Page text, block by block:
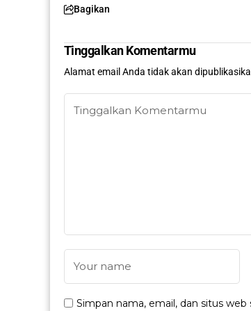
Bagikan
Tinggalkan Komentarmu
Alamat email Anda tidak akan
Simpan nama, email, dan situs